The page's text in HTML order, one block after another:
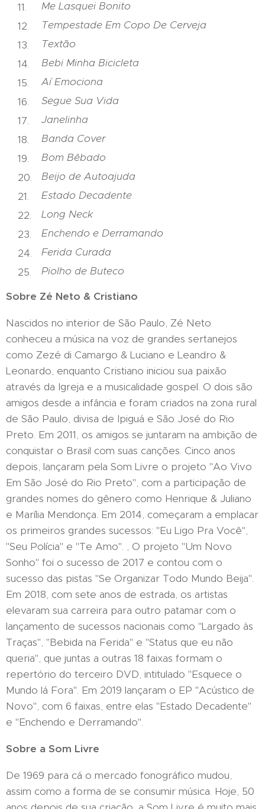
Me Lasquei Bonito
Tempestade Em Copo De Cerveja
Textão
Bebi Minha Bicicleta
Aí Emociona
Segue Sua Vida
Janelinha
Banda Cover
Bom Bêbado
Beijo de Autoajuda
Estado Decadente
Long Neck
Enchendo e Derramando
Ferida Curada
Piolho de Buteco
Sobre Zé Neto & Cristiano
Nascidos no interior de São Paulo, Zé Neto
conheceu a música na voz de grandes sertanejos
como Zezé di Camargo & Luciano e Leandro &
Leonardo, enquanto Cristiano iniciou sua paixão
através da Igreja e a musicalidade gospel. O dois são
amigos desde a infância e foram criados na zona rural
de São Paulo, divisa de Ipiguá e São José do Rio
Preto. Em 2011, os amigos se juntaram na ambição de
conquistar o Brasil com suas canções. Cinco anos
depois, lançaram pela Som Livre o projeto "Ao Vivo
Em São José do Rio Preto", com a participação de
grandes nomes do gênero como Henrique & Juliano
e Marília Mendonça. Em 2014, começaram a emplacar
os primeiros grandes sucessos: "Eu Ligo Pra Você",
"Seu Polícia" e "Te Amo". , O projeto "Um Novo
Sonho" foi o sucesso de 2017 e contou com o
sucesso das pistas "Se Organizar Todo Mundo Beija".
Em 2018, com sete anos de estrada, os artistas
elevaram sua carreira para outro patamar com o
lançamento de sucessos nacionais como "Largado às
Traças", "Bebida na Ferida" e "Status que eu não
queria", que juntas a outras 18 faixas formam o
repertório do terceiro DVD, intitulado "Esquece o
Mundo lá Fora". Em 2019 lançaram o EP "Acústico de
Novo", com 6 faixas, entre elas "Estado Decadente"
e "Enchendo e Derramando".
Sobre a Som Livre
De 1969 para cá o mercado fonográfico mudou,
assim como a forma de se consumir música. Hoje, 50